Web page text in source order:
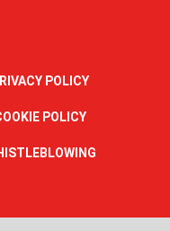
POLICY
POLICY